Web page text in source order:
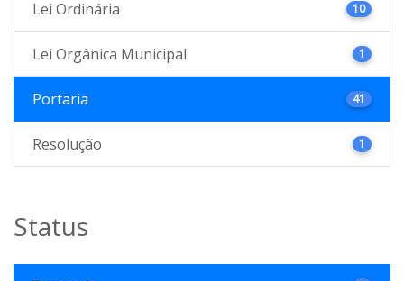
Lei Ordinária 10
Lei Orgânica Municipal 1
Portaria 41
Resolução 1
Status